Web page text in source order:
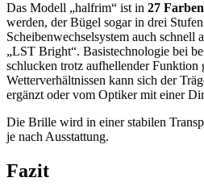
Das Modell „halfrim“ ist in 27 Farben
werden, der Bügel sogar in drei
Scheibenwechselsystem auch
„LST Bright“. Basistechnologie bei
schlucken trotz aufhellender
Wetterverhältnissen kann sich der
ergänzt oder vom Optiker mit einer
Die Brille wird in einer stabilen
je nach Ausstattung.
Fazit